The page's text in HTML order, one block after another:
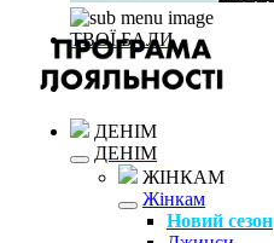
ТВОЇ БАЛИ
ДЕНІМ
ДЕНІМ
ЖІНКАМ
Жінкам
Новий сезон